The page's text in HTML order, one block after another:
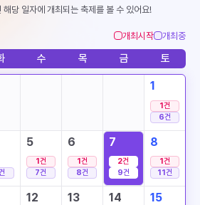
해당 일자에 개최되는 축제를 볼 수 있어요!
개최시작 개최중
수 목 금 토
1
1건
6건
5
1건
7건
6
1건
8건
7
2건
9건
8
1건
11건
12 13 14 15